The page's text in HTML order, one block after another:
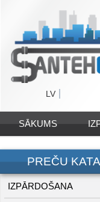
LV
SĀKUMS
PREČU
IZPĀRDOŠANA